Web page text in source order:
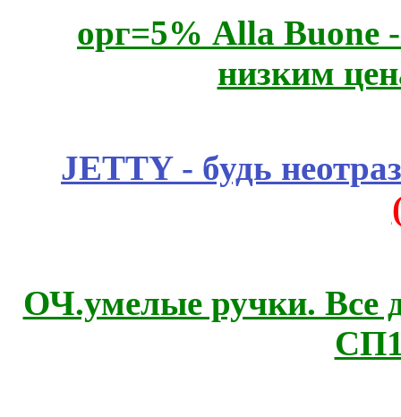
орг=5% Alla Buone
низким
JETTY - будь
ОЧ.умелые ручки. Все